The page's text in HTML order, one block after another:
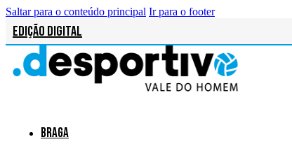
Saltar para o conteúdo principal Ir para o footer
Edição Digital
Braga